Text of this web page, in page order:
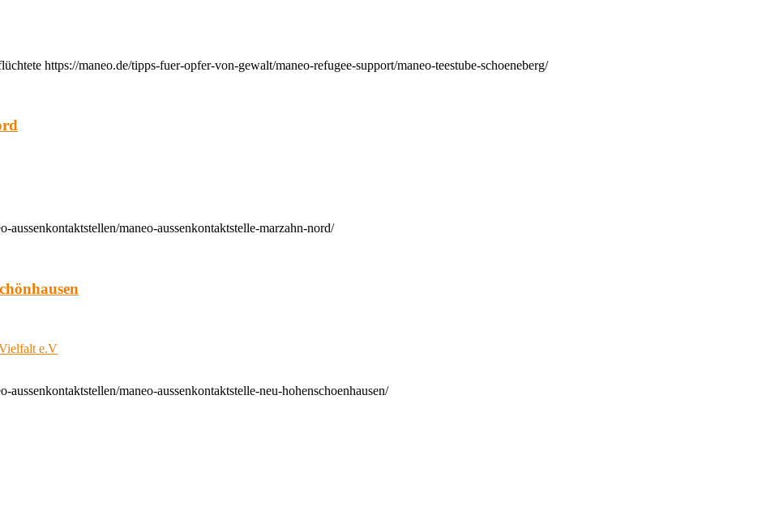
https://maneo.de/tipps-fuer-opfer-von-gewalt/maneo-refugee-support/maneo-teestube-schoeneberg/
aussenkontaktstellen/maneo-aussenkontaktstelle-marzahn-nord/
e.V
maneo-aussenkontaktstelle-neu-hohenschoenhausen/